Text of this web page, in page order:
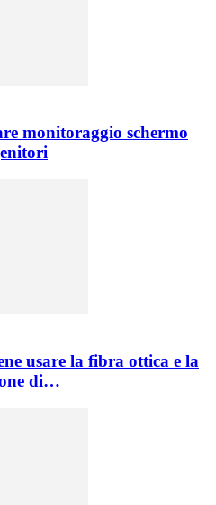
monitoraggio schermo
usare la fibra ottica e la
di…